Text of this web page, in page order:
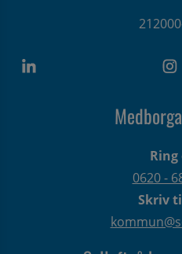
Ring
0620 -
Skriv